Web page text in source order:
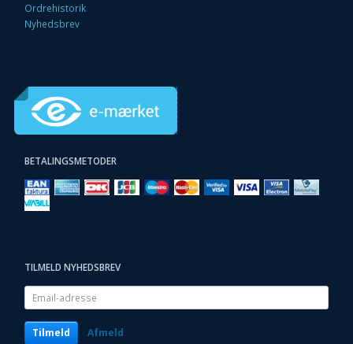
Ordrehistorik
Nyhedsbrev
BETALINGSMETODER
TILMELD NYHEDSBREV
Email-
adresse
Tilmeld Afmeld